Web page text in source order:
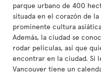
parque urbano de 400
situada en el corazón de la
prominente cultura
Además, la ciudad se
rodar películas, así que
encontrar en la ciudad. Si
Vancouver tiene un